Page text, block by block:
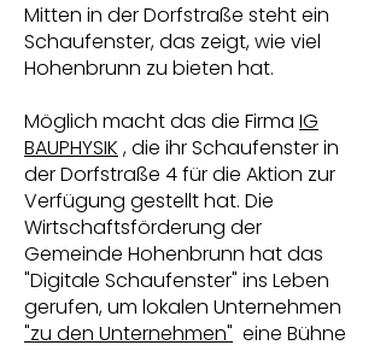
Mitten in der Dorfstraße steht ein
Schaufenster, das zeigt, wie viel
Hohenbrunn zu bieten hat.
Möglich macht das die Firma IG
BAUPHYSIK , die ihr Schaufenster in
der Dorfstraße 4 für die Aktion zur
Verfügung gestellt hat. Die
Wirtschaftsförderung der
Gemeinde Hohenbrunn hat das
"Digitale Schaufenster" ins Leben
gerufen, um lokalen Unternehmen
"zu den Unternehmen" eine Bühne